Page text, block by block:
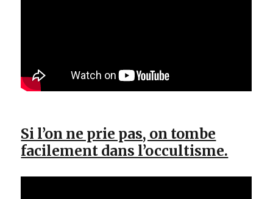
Si l’on ne prie pas, on tombe
facilement dans l’occultisme.